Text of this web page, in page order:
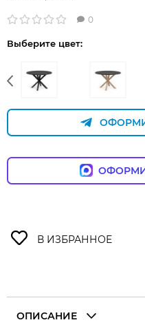
0
Выберите цвет:
ОПИСАНИЕ